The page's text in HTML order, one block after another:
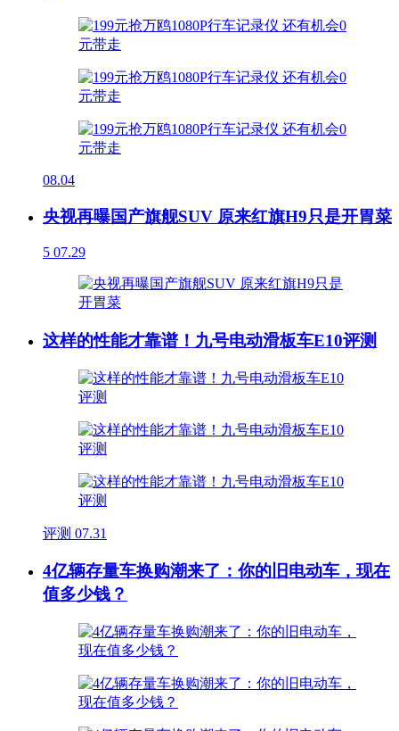
08.04
央视再曝国产旗舰SUV 原来红旗H9只是开胃菜
5 07.29
这样的性能才靠谱！九号电动滑板车E10评测
评测 07.31
4亿辆存量车换购潮来了：你的旧电动车，现在
值多少钱？